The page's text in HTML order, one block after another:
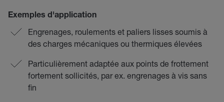
Exemples d'application
Engrenages, roulements et paliers lisses soumis à
des charges mécaniques ou thermiques élevées
Particulièrement adaptée aux points de frottement
fortement sollicités, par ex. engrenages à vis sans
fin